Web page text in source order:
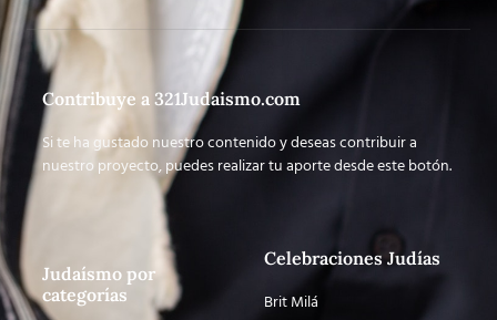
Contribuye a 321Judaismo.com
Si te ha gustado nuestro contenido y deseas contribuir a
nuestro proyecto, puedes realizar tu aporte desde este botón.
Judaísmo por
categorías
Celebraciones Judías
Brit Milá